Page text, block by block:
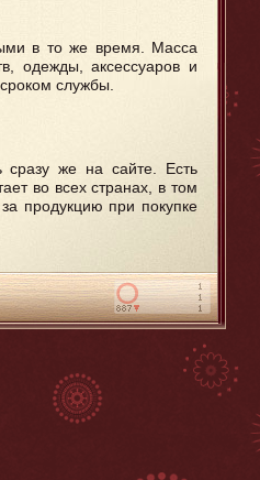
в то же время. Масса
одежды, аксессуаров и
службы.
сразу же на сайте. Есть
во всех странах, в том
продукцию при покупке